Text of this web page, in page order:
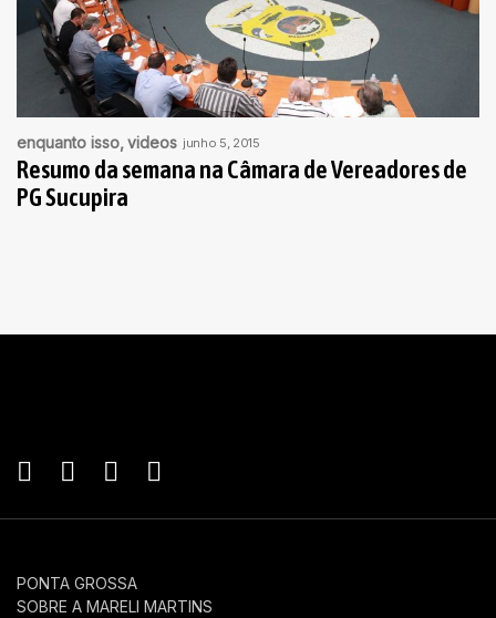
enquanto isso videos junho 5, 2015
Resumo da semana na Câmara de Vereadores de
PG Sucupira
PONTA GROSSA
SOBRE A MARELI MARTINS